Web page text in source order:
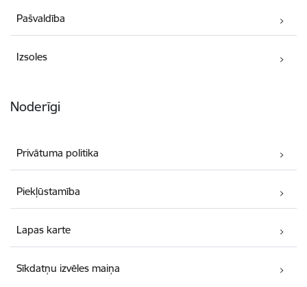
Pašvaldība
Izsoles
Noderīgi
Privātuma politika
Piekļūstamība
Lapas karte
Sīkdatņu izvēles maiņa